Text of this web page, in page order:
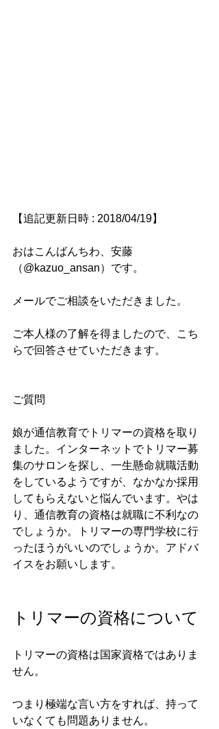
【追記更新日時 : 2018/04/19】
おはこんばんちわ、安藤
（@kazuo_ansan）です。
メールでご相談をいただきました。
ご本人様の了解を得ましたので、こち
らで回答させていただきます。
ご質問
娘が通信教育でトリマーの資格を取り
ました。インターネットでトリマー募
集のサロンを探し、一生懸命就職活動
をしているようですが、なかなか採用
してもらえないと悩んでいます。やは
り、通信教育の資格は就職に不利なの
でしょうか。トリマーの専門学校に行
ったほうがいいのでしょうか。アドバ
イスをお願いします。
トリマーの資格について
トリマーの資格は国家資格ではありま
せん。
つまり極端な言い方をすれば、持って
いなくても問題ありません。